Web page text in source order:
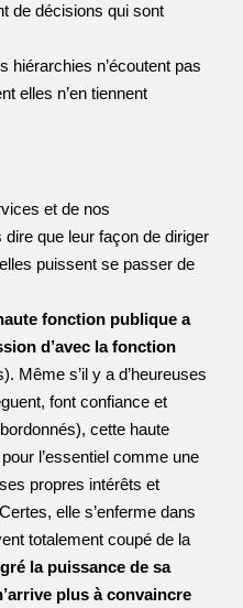
de décisions qui sont
hiérarchies n’écoutent pas
elles n’en tiennent
et de nos
que leur façon de diriger
puissent se passer de
fonction publique a
d’avec la fonction
Même s’il y a d’heureuses
font confiance et
cette haute
l’essentiel comme une
propres intérêts et
elle s’enferme dans
totalement coupé de la
la puissance de sa
plus à convaincre